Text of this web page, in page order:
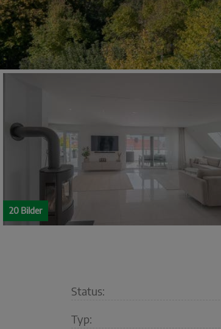
20 Bilder
Status:
Typ: